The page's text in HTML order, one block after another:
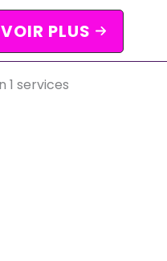
VOIR PLUS